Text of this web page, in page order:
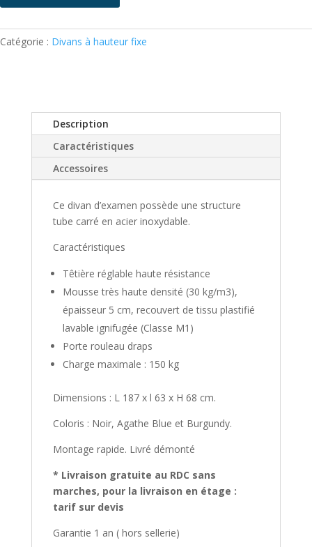
Catégorie : Divans à hauteur fixe
Description
Caractéristiques
Accessoires
Ce divan d’examen possède une structure
tube carré en acier inoxydable.
Caractéristiques
Têtière réglable haute résistance
Mousse très haute densité (30 kg/m3),
épaisseur 5 cm, recouvert de tissu plastifié
lavable ignifugée (Classe M1)
Porte rouleau draps
Charge maximale : 150 kg
Dimensions : L 187 x l 63 x H 68 cm.
Coloris : Noir, Agathe Blue et Burgundy.
Montage rapide. Livré démonté
* Livraison gratuite au RDC sans
marches, pour la livraison en étage :
tarif sur devis
Garantie 1 an ( hors sellerie)